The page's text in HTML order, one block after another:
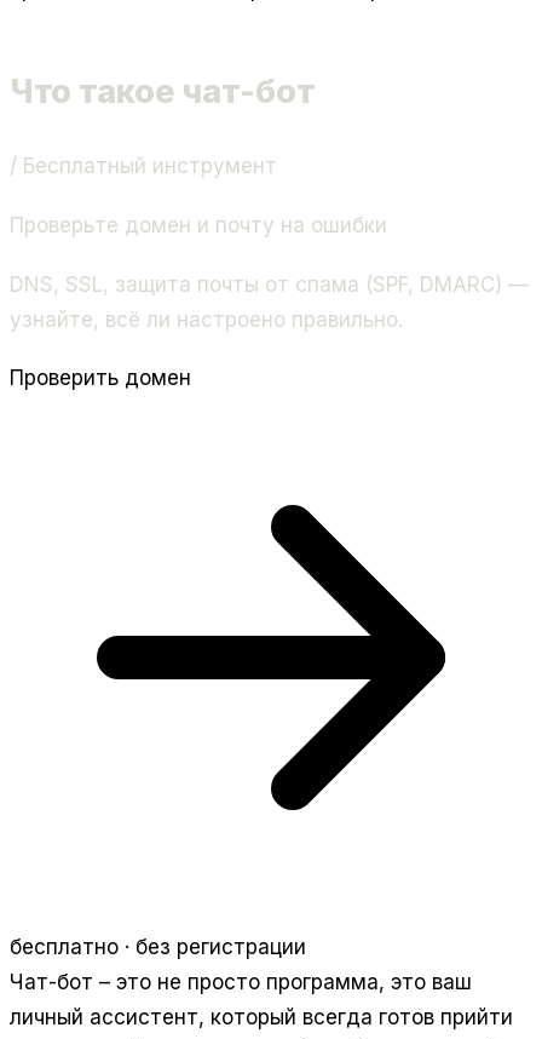
Что такое чат-бот
/ Бесплатный инструмент
Проверьте домен и почту на ошибки
DNS, SSL, защита почты от спама (SPF, DMARC) —
узнайте, всё ли настроено правильно.
Проверить домен
бесплатно · без регистрации
Чат-бот – это не просто программа, это ваш
личный ассистент, который всегда готов прийти